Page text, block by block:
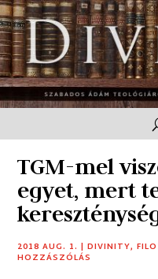
TGM-mel
egyet, mert
2018 AUG. 1. |DIVINITY,
HOZZÁSZÓLÁS